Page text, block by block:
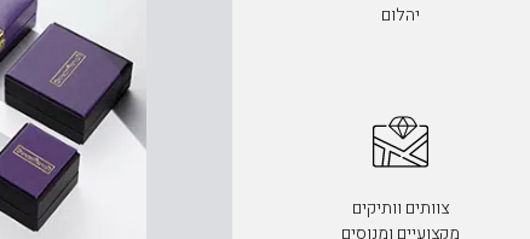
יהלום
צוותים וותיקים
מקצועיים ומנוסים